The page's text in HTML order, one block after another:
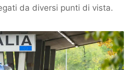
da diversi punti di vista.